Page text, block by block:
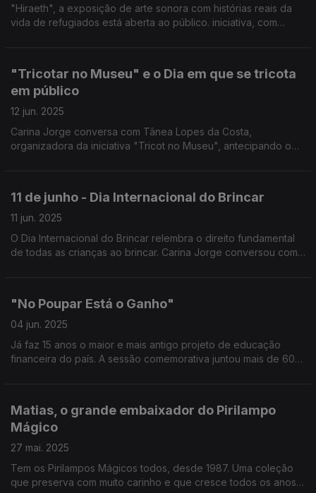
"Hiraeth", a exposição de arte sonora com histórias reais da
vida de refugiados está aberta ao público. iniciativa, com
"Tricotar no Museu" e o Dia em que se tricota
em público
12 jun. 2025
Carina Jorge conversa com Tânea Lopes da Costa,
organizadora da iniciativa "Tricot no Museu", antecipando o
11 de junho - Dia Internacional do Brincar
11 jun. 2025
O Dia Internacional do Brincar relembra o direito fundamental
de todas as crianças ao brincar. Carina Jorge conversou com
"No Poupar Está o Ganho"
04 jun. 2025
Já faz 15 anos o maior e mais antigo projeto de educação
financeira do país. A sessão comemorativa juntou mais de 600
Matias, o grande embaixador do Pirilampo
Mágico
27 mai. 2025
Tem os Pirilampos Mágicos todos, desde 1987. Uma coleção
que preserva com muito carinho e que cresce todos os anos.